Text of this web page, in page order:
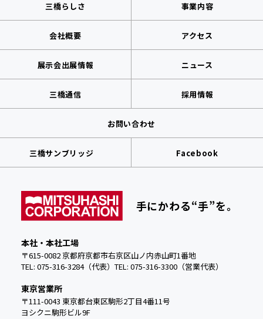
三橋らしさ 事業内容
会社概要 アクセス
展示会出展情報 ニュース
三橋通信 採用情報
お問い合わせ
三橋サンブリッジ Facebook
手にかわる“手”を。
本社・本社工場
〒615-0082 京都府京都市右京区山ノ内赤山町1番地
TEL: 075-316-3284（代表） TEL: 075-316-3300（営業代表）
東京営業所
〒111-0043 東京都台東区駒形2丁目4番11号
ヨシクニ駒形ビル9F